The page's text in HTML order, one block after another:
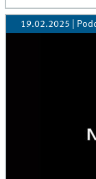
19.02.2025 |